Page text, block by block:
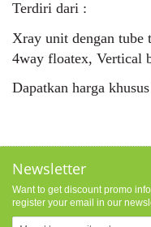
Terdiri dari :
Xray unit dengan tube
4way floatex, Vertical
Dapatkan harga
Newsletter
Want to get discount promo
register your email in our